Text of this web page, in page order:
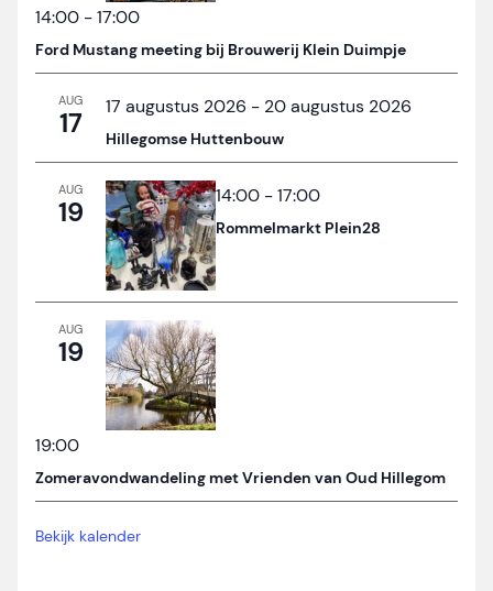
14:00 -17:00
Ford Mustang meeting bij Brouwerij Klein Duimpje
AUG
17 17 augustus 2026 - 20 augustus 2026
Hillegomse Huttenbouw
AUG
19 14:00 -17:00
Rommelmarkt Plein28
AUG
19
19:00
Zomeravondwandeling met Vrienden van Oud Hillegom
Bekijk kalender